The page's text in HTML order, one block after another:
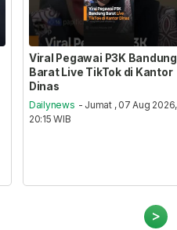
Viral Pegawai P3K Bandung
Barat Live TikTok di Kantor
Dinas
Dailynews - Jumat , 07 Aug 2026,
20:15 WIB
>